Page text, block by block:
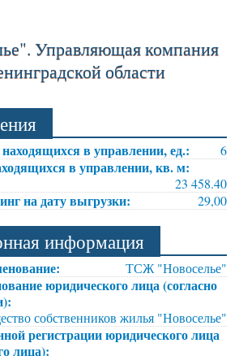
Управляющая компания
области
в управлении, ед.: 6
в управлении, кв. м:
23 458.40
на дату выгрузки: 29,00
информация
ТСЖ "Новоселье"
юридического лица (согласно
собственников жилья "Новоселье"
регистрации юридического лица
лица):